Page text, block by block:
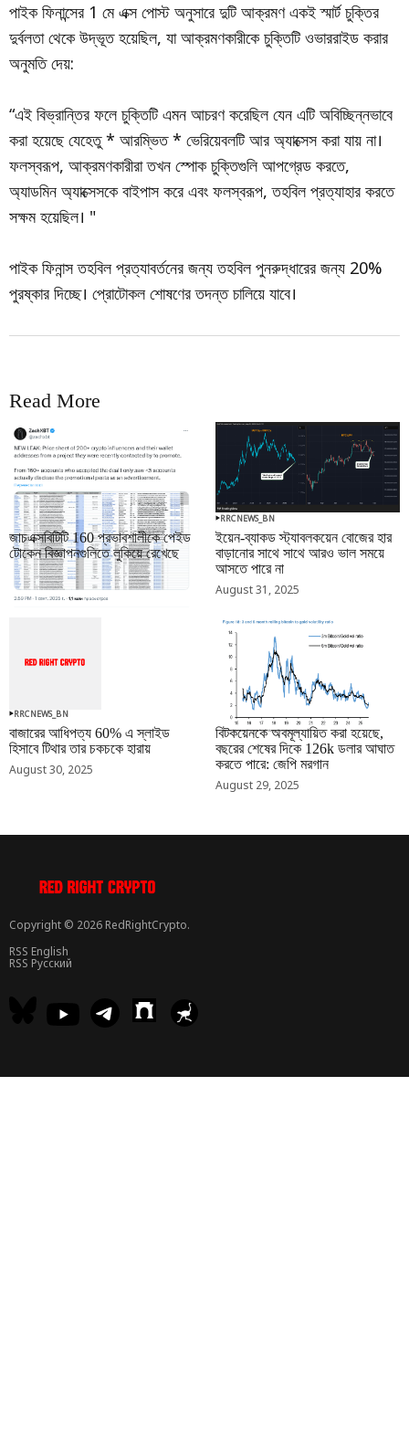
পাইক ফিনান্সের 1 মে এক্স পোস্ট অনুসারে দুটি আক্রমণ একই স্মার্ট চুক্তির
দুর্বলতা থেকে উদ্ভূত হয়েছিল, যা আক্রমণকারীকে চুক্তিটি ওভাররাইড করার
অনুমতি দেয়:
“এই বিভ্রান্তির ফলে চুক্তিটি এমন আচরণ করেছিল যেন এটি অবিচ্ছিন্নভাবে
করা হয়েছে যেহেতু * আরম্ভিত * ভেরিয়েবলটি আর অ্যাক্সেস করা যায় না।
ফলস্বরূপ, আক্রমণকারীরা তখন স্পোক চুক্তিগুলি আপগ্রেড করতে,
অ্যাডমিন অ্যাক্সেসকে বাইপাস করে এবং ফলস্বরূপ, তহবিল প্রত্যাহার করতে
সক্ষম হয়েছিল। "
পাইক ফিনান্স তহবিল প্রত্যাবর্তনের জন্য তহবিল পুনরুদ্ধারের জন্য 20%
পুরষ্কার দিচ্ছে। প্রোটোকল শোষণের তদন্ত চালিয়ে যাবে।
Read More
RRCNEWS_BN
জাচএক্সবিটিটি 160 প্রভাবশালীকে পেইড
টোকেন বিজ্ঞাপনগুলিতে লুকিয়ে রেখেছে
September 01, 2025
RRCNEWS_BN
ইয়েন-ব্যাকড স্ট্যাবলকয়েন বোজের হার
বাড়ানোর সাথে সাথে আরও ভাল সময়ে
আসতে পারে না
August 31, 2025
RRCNEWS_BN
বাজারের আধিপত্য 60% এ স্লাইড
হিসাবে টিথার তার চকচকে হারায়
August 30, 2025
RRCNEWS_BN
বিটকয়েনকে অবমূল্যায়িত করা হয়েছে,
বছরের শেষের দিকে 126k ডলার আঘাত
করতে পারে: জেপি মরগান
August 29, 2025
Copyright © 2026 RedRightCrypto.
RSS English
RSS Русский